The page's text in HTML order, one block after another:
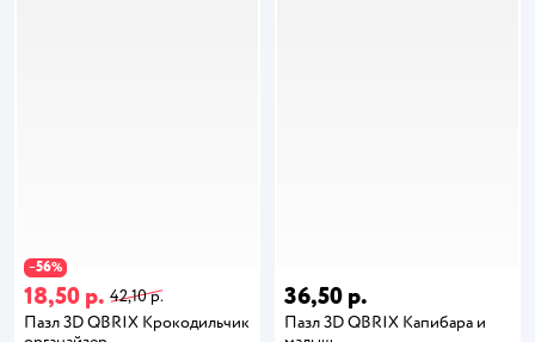
−56%
18,50 р. 42,10 р.
Пазл 3D QBRIX Крокодильчик
36,50 р.
Пазл 3D QBRIX Капибара и